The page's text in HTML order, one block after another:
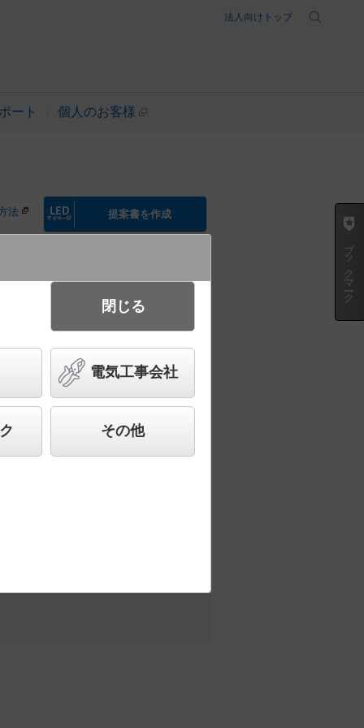
法人向けトップ
ート 個人のお客様
法 提案書を作成
イト ビーム角28度・2灯用タ
パネル付型
わせ、快適で先進的な照明環境をご提
ブックマーク
電気工事会社
その他
閉じる